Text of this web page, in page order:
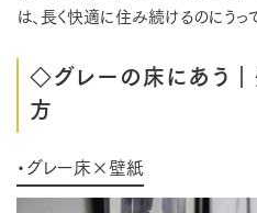
は、長く快適に住み続けるのにうっ
◇グレーの床にあう｜
方
・グレー床×壁紙